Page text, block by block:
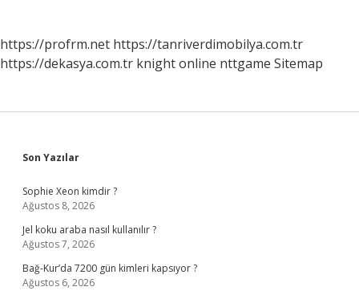
https://profrm.net https://tanriverdimobilya.com.tr
https://dekasya.com.tr knight online nttgame Sitemap
Sidebar
Son Yazılar
Sophie Xeon kimdir ?
Ağustos 8, 2026
Jel koku araba nasıl kullanılır ?
Ağustos 7, 2026
Bağ-Kur’da 7200 gün kimleri kapsıyor ?
Ağustos 6, 2026